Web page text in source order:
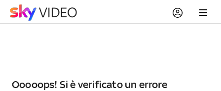
Ooooops! Si è verificato un errore